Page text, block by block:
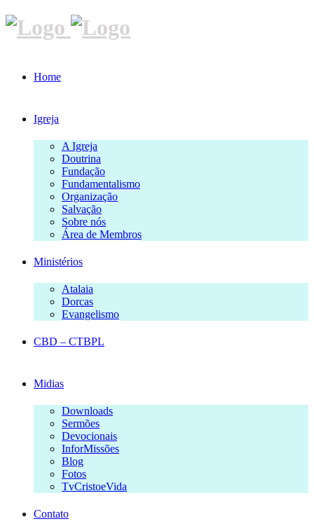
Home
Igreja
A Igreja
Doutrina
Fundação
Fundamentalismo
Organização
Salvação
Sobre nós
Área de Membros
Ministérios
Atalaia
Dorcas
Evangelismo
CBD – CTBPL
Midias
Downloads
Sermões
Devocionais
InforMissões
Blog
Fotos
TvCristoeVida
Contato